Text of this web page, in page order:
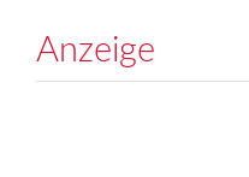
Anzeige